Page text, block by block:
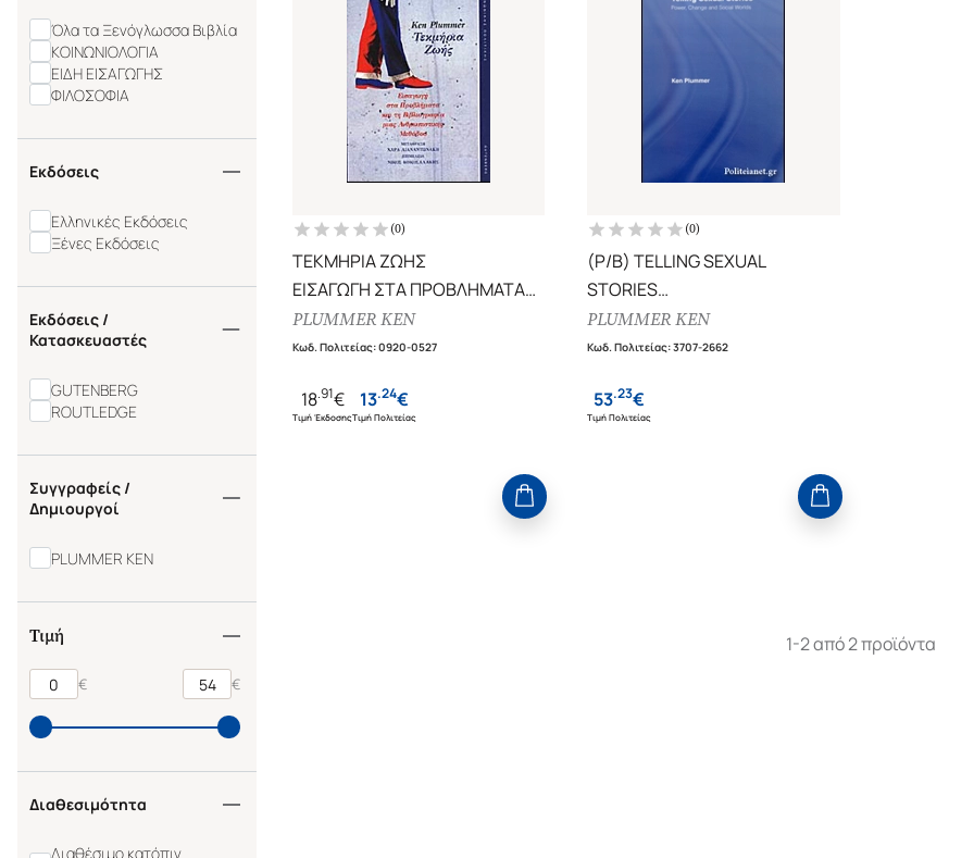
Όλα τα Ξενόγλωσσα Βιβλία
ΚΟΙΝΩΝΙΟΛΟΓΙΑ
ΕΙΔΗ ΕΙΣΑΓΩΓΗΣ
ΦΙΛΟΣΟΦΙΑ
Εκδόσεις
Ελληνικές Εκδόσεις
Ξένες Εκδόσεις
Εκδόσεις /
Κατασκευαστές
GUTENBERG
ROUTLEDGE
Συγγραφείς /
Δημιουργοί
PLUMMER KEN
Τιμή
€ €
Διαθεσιμότητα
Διαθέσιμο κατόπιν
(0)
ΤΕΚΜΗΡΙΑ ΖΩΗΣ
ΕΙΣΑΓΩΓΗ ΣΤΑ ΠΡΟΒΛΗΜΑΤΑ
ΚΑΙ ΒΙΒΛΙΟΓΡΑΦΙΑ ΜΙΑΣ
ΑΝΘΡΩΠΙΣΤΙΚΗΣ ΜΕΘΟΔΟΥ
PLUMMER KEN
Κωδ. Πολιτείας:0920-0527
18.91€
Τιμή Έκδοσης
13.24€
Τιμή Πολιτείας
(0)
(P/B) TELLING SEXUAL
STORIES
POWER, CHANGE AND SOCIAL
WORLDS
PLUMMER KEN
Κωδ. Πολιτείας:3707-2662
53.23€
Τιμή Πολιτείας
1-2 από 2 προϊόντα